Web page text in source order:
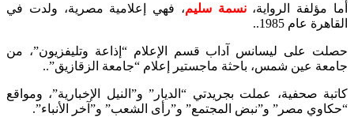
أما مؤلفة الرواية،نسمة سليم، فهي إعلامية مصرية، ولدت في
القاهرة عام 1985..
حصلت على ليسانس آداب قسم الإعلام “إذاعة وتليفزيون”، من
جامعة عين شمس، باحثة ماجستير إعلام “جامعة الزقازيق”..
كاتبة صحفية، عملت بجريدتي “الديار” و”النيل الإخبارية”، ومواقع
“حكاوي مصر” و”نبض المجتمع” و”رأى الشعب” و”آخر الأنباء”.